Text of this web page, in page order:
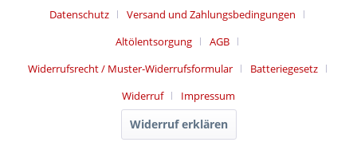
Datenschutz
Versand und Zahlungsbedingungen
Altölentsorgung
AGB
Widerrufsrecht / Muster-Widerrufsformular
Batteriegesetz
Widerruf
Impressum
Widerruf erklären